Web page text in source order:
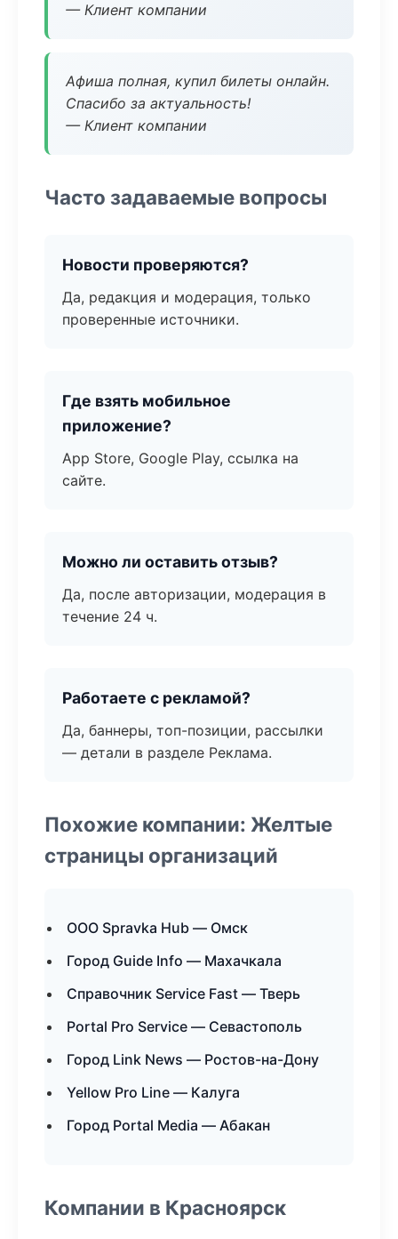
— Клиент компании
Афиша полная, купил билеты онлайн.
Спасибо за актуальность!
— Клиент компании
Часто задаваемые вопросы
Новости проверяются?
Да, редакция и модерация, только
проверенные источники.
Где взять мобильное
приложение?
App Store, Google Play, ссылка на
сайте.
Можно ли оставить отзыв?
Да, после авторизации, модерация в
течение 24 ч.
Работаете с рекламой?
Да, баннеры, топ-позиции, рассылки
— детали в разделе Реклама.
Похожие компании: Желтые
страницы организаций
ООО Spravka Hub — Омск
Город Guide Info — Махачкала
Справочник Service Fast — Тверь
Portal Pro Service — Севастополь
Город Link News — Ростов-на-Дону
Yellow Pro Line — Калуга
Город Portal Media — Абакан
Компании в Красноярск